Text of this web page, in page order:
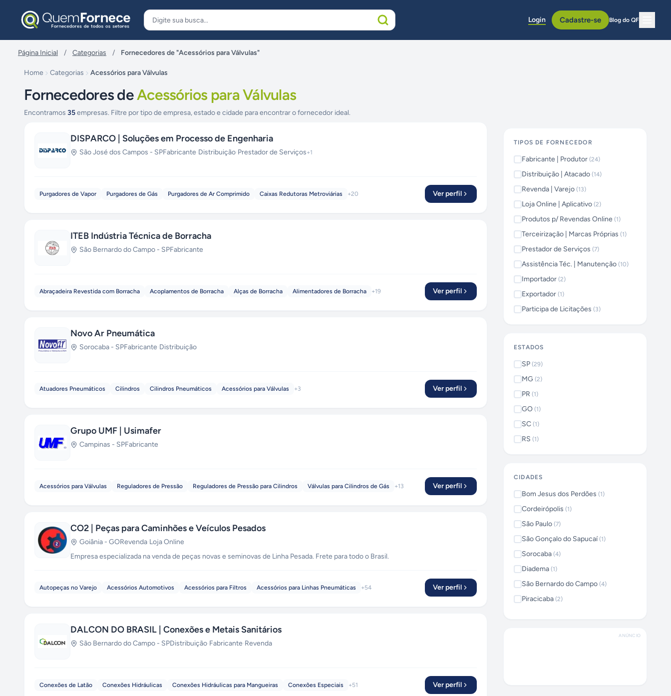
Login Cadastre-se Blog do QF
Página Inicial / Categorias / Fornecedores de "Acessórios para Válvulas"
Home Categorias Acessórios para Válvulas
Fornecedores deAcessórios para Válvulas
Encontramos 35empresas. Filtre por tipo de empresa, estado e cidade para encontrar o fornecedor ideal.
DISPARCO | Soluções em Processo de Engenharia
São José dos Campos - SPFabricante·Distribuição·Prestador de Serviços+1
Purgadores de Vapor Purgadores de Gás Purgadores de Ar Comprimido Caixas Redutoras Metroviárias +20 Ver perfil
ITEB Indústria Técnica de Borracha
São Bernardo do Campo - SPFabricante
Abraçadeira Revestida com Borracha Acoplamentos de Borracha Alças de Borracha Alimentadores de Borracha +19 Ver perfil
Novo Ar Pneumática
Sorocaba - SPFabricante·Distribuição
Atuadores Pneumáticos Cilindros Cilindros Pneumáticos Acessórios para Válvulas +3 Ver perfil
Grupo UMF | Usimafer
Campinas - SPFabricante
Acessórios para Válvulas Reguladores de Pressão Reguladores de Pressão para Cilindros Válvulas para Cilindros de Gás +13 Ver perfil
CO2 | Peças para Caminhões e Veículos Pesados
Goiânia - GORevenda·Loja Online
Empresa especializada na venda de peças novas e seminovas de Linha Pesada. Frete para todo o Brasil.
Autopeças no Varejo Acessórios Automotivos Acessórios para Filtros Acessórios para Linhas Pneumáticas +54 Ver perfil
DALCON DO BRASIL | Conexões e Metais Sanitários
São Bernardo do Campo - SPDistribuição·Fabricante·Revenda
Conexões de Latão Conexões Hidráulicas Conexões Hidráulicas para Mangueiras Conexões Especiais +51 Ver perfil
TIPOS DE FORNECEDOR
Fabricante | Produtor (24)
Distribuição | Atacado (14)
Revenda | Varejo (13)
Loja Online | Aplicativo (2)
Produtos p/ Revendas Online (1)
Terceirização | Marcas Próprias (1)
Prestador de Serviços (7)
Assistência Téc. | Manutenção (10)
Importador (2)
Exportador (1)
Participa de Licitações (3)
ESTADOS
SP (29)
MG (2)
PR (1)
GO (1)
SC (1)
RS (1)
CIDADES
Bom Jesus dos Perdões (1)
Cordeirópolis (1)
São Paulo (7)
São Gonçalo do Sapucaí (1)
Sorocaba (4)
Diadema (1)
São Bernardo do Campo (4)
Piracicaba (2)
ANÚNCIO